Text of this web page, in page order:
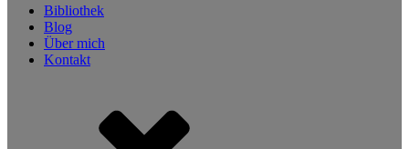
Bibliothek
Blog
Über mich
Kontakt